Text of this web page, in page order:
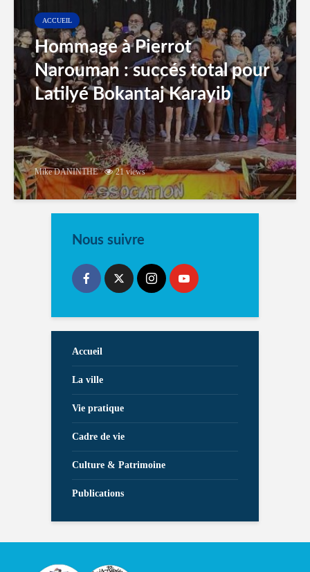
ACCUEIL
Hommage à Pierrot
Narouman : succés total pour
Latilyé Bokantaj Karayib
Mike DANINTHE 21 views
Nous suivre
Accueil
La ville
Vie pratique
Cadre de vie
Culture & Patrimoine
Publications